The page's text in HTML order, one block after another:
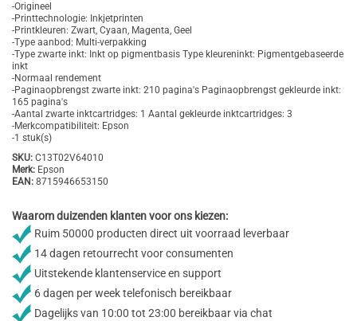
-Origineel
-Printtechnologie: Inkjetprinten
-Printkleuren: Zwart, Cyaan, Magenta, Geel
-Type aanbod: Multi-verpakking
-Type zwarte inkt: Inkt op pigmentbasis Type kleureninkt: Pigmentgebaseerde
inkt
-Normaal rendement
-Paginaopbrengst zwarte inkt: 210 pagina's Paginaopbrengst gekleurde inkt:
165 pagina's
-Aantal zwarte inktcartridges: 1 Aantal gekleurde inktcartridges: 3
-Merkcompatibiliteit: Epson
-1 stuk(s)
SKU: C13T02V64010
Merk: Epson
EAN: 8715946653150
Waarom duizenden klanten voor ons kiezen:
Ruim 50000 producten direct uit voorraad leverbaar
14 dagen retourrecht voor consumenten
Uitstekende klantenservice en support
6 dagen per week telefonisch bereikbaar
Dagelijks van 10:00 tot 23:00 bereikbaar via chat